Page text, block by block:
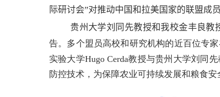
际研讨会”对推动中国和拉美国家的联盟成
贵州大学刘同先教授和我校金丰良教
告。多个盟员高校和研究机构的近百位专
实验大学Hugo Cerda教授与贵州大学刘同
防控技术，为保障农业可持续发展和粮食